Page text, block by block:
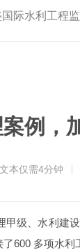
际水利工程
例，
本仅需4分钟
级、水利建
600 多项水